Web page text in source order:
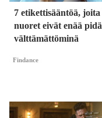
7 etikettisääntöä, joita
nuoret eivät enää pidä
välttämättöminä
Findance